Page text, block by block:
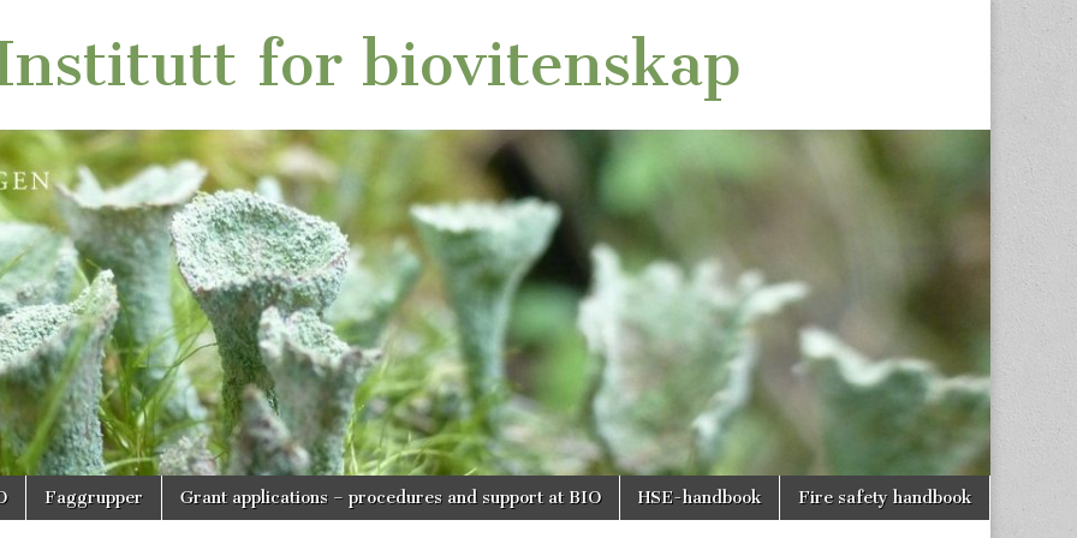
for biovitenskap
Faggrupper Grant applications – procedures and support at BIO HSE-handbook Fire safety handbook